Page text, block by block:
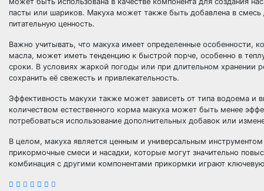
пасты или шариков. Макуха может также быть добавлена в смесь
питательную ценность.
Важно учитывать, что макуха имеет определенные особенности,
масла, может иметь тенденцию к быстрой порче, особенно в
сроки. В условиях жаркой погоды или при длительном хранении
сохранить её свежесть и привлекательность.
Эффективность макухи также может зависеть от типа водоема
количеством естественного корма макуха может быть менее
потребоваться использование дополнительных добавок или
В целом, макуха является ценным и универсальным
прикормочные смеси и насадки, которые могут значительно
комбинация с другими компонентами прикормки играют